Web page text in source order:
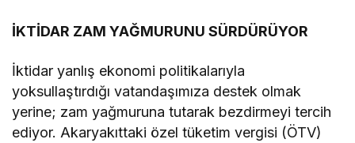
İKTİDAR ZAM YAĞMURUNU SÜRDÜRÜYOR
İktidar yanlış ekonomi politikalarıyla
yoksullaştırdığı vatandaşımıza destek olmak
yerine; zam yağmuruna tutarak bezdirmeyi tercih
ediyor. Akaryakıttaki özel tüketim vergisi (ÖTV)